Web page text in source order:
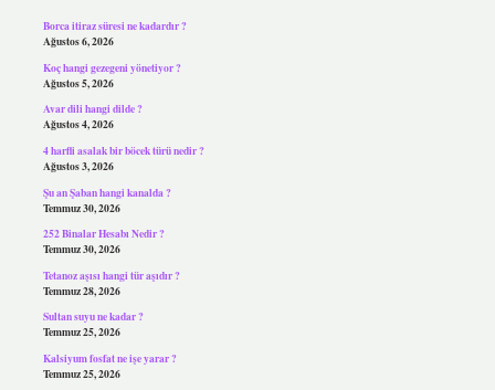
Borca itiraz süresi ne kadardır ?
Ağustos 6, 2026
Koç hangi gezegeni yönetiyor ?
Ağustos 5, 2026
Avar dili hangi dilde ?
Ağustos 4, 2026
4 harfli asalak bir böcek türü nedir ?
Ağustos 3, 2026
Şu an Şaban hangi kanalda ?
Temmuz 30, 2026
252 Binalar Hesabı Nedir ?
Temmuz 30, 2026
Tetanoz aşısı hangi tür aşıdır ?
Temmuz 28, 2026
Sultan suyu ne kadar ?
Temmuz 25, 2026
Kalsiyum fosfat ne işe yarar ?
Temmuz 25, 2026